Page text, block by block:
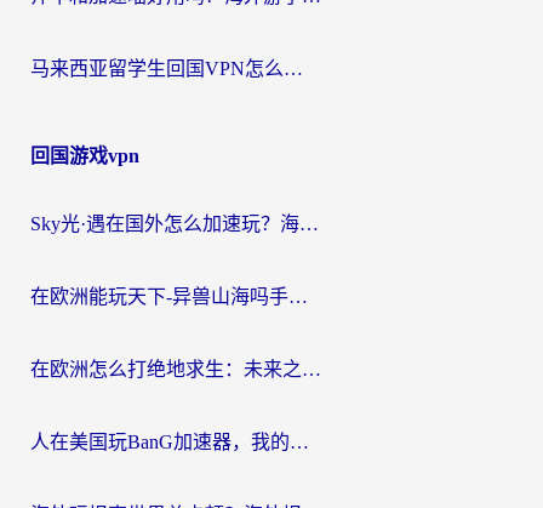
马来西亚留学生回国VPN怎么选？3个避坑点+1款实测好用的加速器推荐
回国游戏vpn
Sky光·遇在国外怎么加速玩？海外党亲测有效的国服游戏加速指南
在欧洲能玩天下-异兽山海吗手游？海外玩家的加速器生存指南
在欧洲怎么打绝地求生：未来之役不卡？留学生亲测的加速器避坑指南
人在美国玩BanG加速器，我的延迟终于绿了